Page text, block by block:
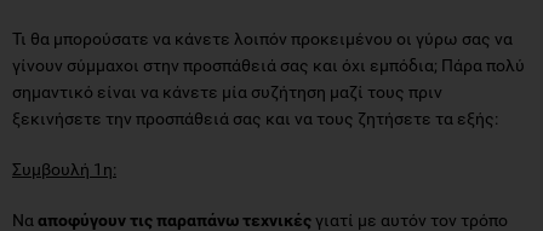
Τι θα μπορούσατε να κάνετε λοιπόν προκειμένου οι γύρω σας να
γίνουν σύμμαχοι στην προσπάθειά σας και όχι εμπόδια; Πάρα πολύ
σημαντικό είναι να κάνετε μία συζήτηση μαζί τους πριν
ξεκινήσετε την προσπάθειά σας και να τους ζητήσετε τα εξής:
Συμβουλή 1η:
Να αποφύγουν τις παραπάνω τεχνικέςγιατί με αυτόν τον τρόπο